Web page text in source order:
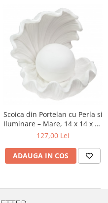
Scoica din Portelan cu Perla si
Iluminare – Mare, 14 x 14 x 13
cm
127,00 Lei
ADAUGA IN COS